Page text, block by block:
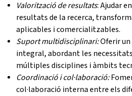
Valorització de resultats: Ajudar
resultats de la recerca,
aplicables i comercialitzables.
Suport multidisciplinari:Oferir
integral, abordant les
múltiples disciplines i àmbits
Coordinació i col·laboració:
col·laboració interna entre els